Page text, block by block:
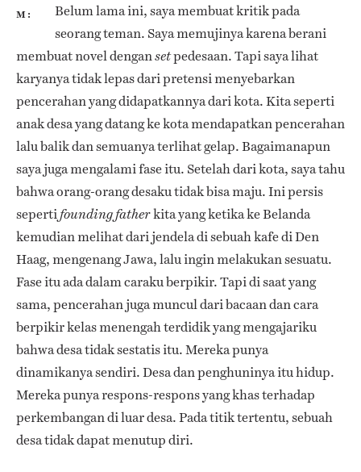
M
Belum lama ini, saya membuat kritik pada
seorang teman. Saya memujinya karena berani
membuat novel dengansetpedesaan. Tapi saya lihat
karyanya tidak lepas dari pretensi menyebarkan
pencerahan yang didapatkannya dari kota. Kita seperti
anak desa yang datang ke kota mendapatkan pencerahan
lalu balik dan semuanya terlihat gelap. Bagaimanapun
saya juga mengalami fase itu. Setelah dari kota, saya tahu
bahwa orang-orang desaku tidak bisa maju. Ini persis
seperti founding fatherkita yang ketika ke Belanda
kemudian melihat dari jendela di sebuah kafe di Den
Haag, mengenang Jawa, lalu ingin melakukan sesuatu.
Fase itu ada dalam caraku berpikir. Tapi di saat yang
sama, pencerahan juga muncul dari bacaan dan cara
berpikir kelas menengah terdidik yang mengajariku
bahwa desa tidak sestatis itu. Mereka punya
dinamikanya sendiri. Desa dan penghuninya itu hidup.
Mereka punya respons-respons yang khas terhadap
perkembangan di luar desa. Pada titik tertentu, sebuah
desa tidak dapat menutup diri.